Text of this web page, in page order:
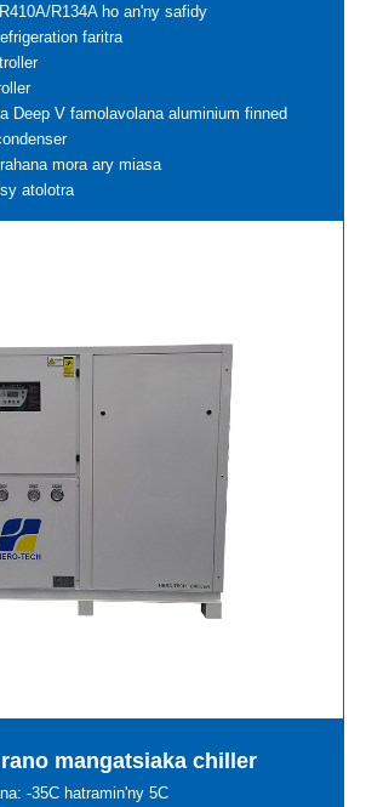
R134A ho an'ny safidy
faritra
Deep V famolavolana aluminium finned
mora ary miasa
atolotra
mangatsiaka chiller
-35C hatramin'ny 5C